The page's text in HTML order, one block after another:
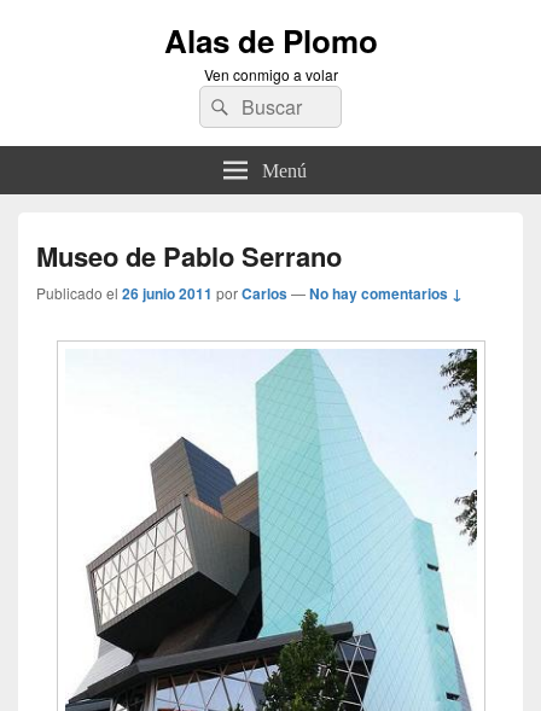
Alas de Plomo
Ven conmigo a volar
Buscar
por:
Buscar
Menú
Museo de Pablo Serrano
Publicado el 26 junio 2011 porCarlos—No hay comentarios ↓